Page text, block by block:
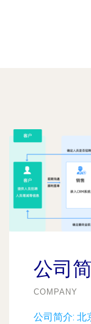
公司
COMPANY
公司简介: 北